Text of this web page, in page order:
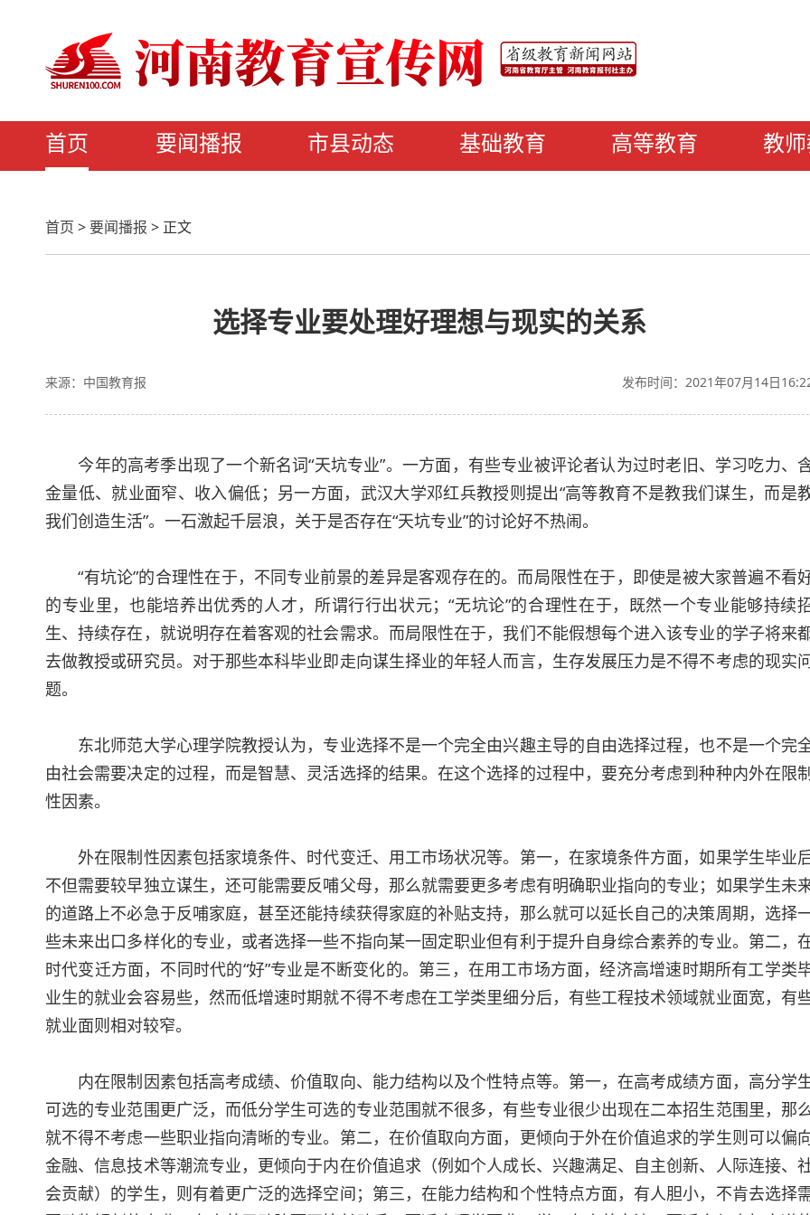
首页 要闻播报 市县动态 基础教育 高等教育 教
首页 >要闻播报 > 正文
选择专业要处理好理想与现实的关系
发布时间：2021年07月14日
来源：中国教育报
今年的高考季出现了一个新名词“天坑专业”。一方面，有些专业被评论者认为过时老旧、学习吃力、
金量低、就业面窄、收入偏低；另一方面，武汉大学邓红兵教授则提出“高等教育不是教我们谋生，而是
我们创造生活”。一石激起千层浪，关于是否存在“天坑专业”的讨论好不热闹。
“有坑论”的合理性在于，不同专业前景的差异是客观存在的。而局限性在于，即使是被大家普遍不看
的专业里，也能培养出优秀的人才，所谓行行出状元；“无坑论”的合理性在于，既然一个专业能够持续
生、持续存在，就说明存在着客观的社会需求。而局限性在于，我们不能假想每个进入该专业的学子将来
去做教授或研究员。对于那些本科毕业即走向谋生择业的年轻人而言，生存发展压力是不得不考虑的现实
题。
东北师范大学心理学院教授认为，专业选择不是一个完全由兴趣主导的自由选择过程，也不是一个完
由社会需要决定的过程，而是智慧、灵活选择的结果。在这个选择的过程中，要充分考虑到种种内外在限
性因素。
外在限制性因素包括家境条件、时代变迁、用工市场状况等。第一，在家境条件方面，如果学生毕业
不但需要较早独立谋生，还可能需要反哺父母，那么就需要更多考虑有明确职业指向的专业；如果学生未
的道路上不必急于反哺家庭，甚至还能持续获得家庭的补贴支持，那么就可以延长自己的决策周期，选择
些未来出口多样化的专业，或者选择一些不指向某一固定职业但有利于提升自身综合素养的专业。第二，
时代变迁方面，不同时代的“好”专业是不断变化的。第三，在用工市场方面，经济高增速时期所有工学类
业生的就业会容易些，然而低增速时期就不得不考虑在工学类里细分后，有些工程技术领域就业面宽，有
就业面则相对较窄。
内在限制因素包括高考成绩、价值取向、能力结构以及个性特点等。第一，在高考成绩方面，高分学
可选的专业范围更广泛，而低分学生可选的专业范围就不很多，有些专业很少出现在二本招生范围里，那
就不得不考虑一些职业指向清晰的专业。第二，在价值取向方面，更倾向于外在价值追求的学生则可以偏
金融、信息技术等潮流专业，更倾向于内在价值追求（例如个人成长、兴趣满足、自主创新、人际连接、
会贡献）的学生，则有着更广泛的选择空间；第三，在能力结构和个性特点方面，有人胆小，不肯去选择